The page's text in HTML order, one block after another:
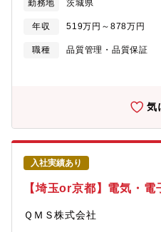
入社後は現メンバーからのOJT
SEMの構成・特性を習得いただ
第ではエントリー制度を利用し
す。【教育／育成支援に関して
20-30時間/月■休日対応 年に数
休取得）■出張 基本的に無し■
レックス
内でチームを編成し、市場要求
能、電気系、機構系、ソフトウ
保守性）■量産開始後の出荷試
様を満足しているか」、「場内
ィールドサービス部門では解決
ド・機械系└機械力学・制御・
グ、デジタル)、電気制御・ソ
リアルタイムOS言語：C、C++
担当装置を知っていただくため
きます。装置の理解が深まりま
などに従事いただきます。また
張、駐在などチャレンジできる
力】・世界最先端の製品を業務
る達成感を味わうことが可能で
知識や技術を習得できます。・
勤務地 茨城県
年収 519万円～878万円
職種
品質管理・品質保証
気
入社実績あり
【埼玉or京都】電気・
ＱＭＳ株式会社